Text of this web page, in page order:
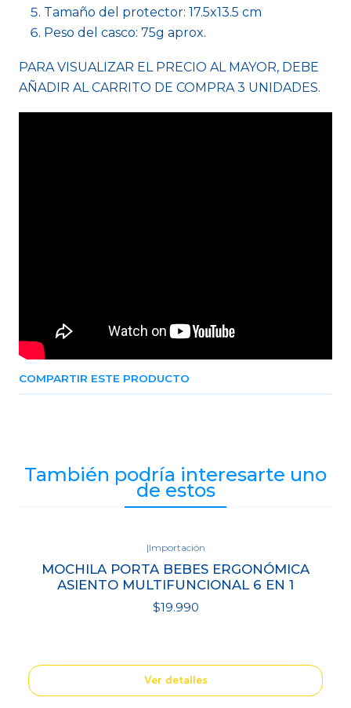
Tamaño del protector: 17.5x13.5 cm
Peso del casco: 75g aprox.
PARA VISUALIZAR EL PRECIO AL MAYOR, DEBE
AÑADIR AL CARRITO DE COMPRA 3 UNIDADES.
COMPARTIR ESTE PRODUCTO
También podría interesarte uno
de estos
|Importación
MOCHILA PORTA BEBES ERGONÓMICA
ASIENTO MULTIFUNCIONAL 6 EN 1
$19.990
Ver detalles